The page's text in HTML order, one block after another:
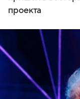
проекта